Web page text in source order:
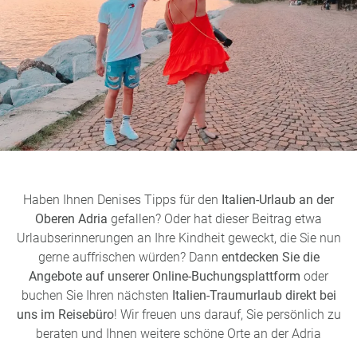
Haben Ihnen Denises Tipps für den Italien-Urlaub an der
Oberen Adria gefallen? Oder hat dieser Beitrag etwa
Urlaubserinnerungen an Ihre Kindheit geweckt, die Sie nun
gerne auffrischen würden? Dann entdecken Sie die
Angebote auf unserer Online-Buchungsplattform oder
buchen Sie Ihren nächsten Italien-Traumurlaub direkt bei
uns im Reisebüro! Wir freuen uns darauf, Sie persönlich zu
beraten und Ihnen weitere schöne Orte an der Adria